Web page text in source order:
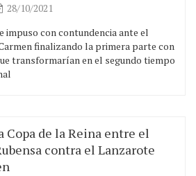
28/10/2021
impuso con contundencia ante el
finalizando la primera parte con
transformarían en el segundo tiempo
Copa de la Reina entre el
contra el Lanzarote